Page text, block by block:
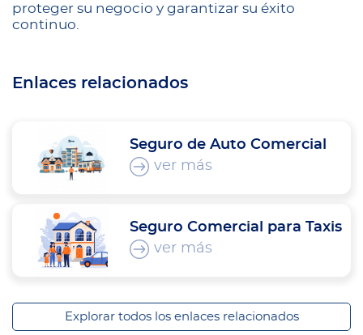
proteger su negocio y garantizar su éxito
continuo.
Enlaces relacionados
Seguro de Auto Comercial
ver más
Seguro Comercial para Taxis
ver más
Explorar todos los enlaces relacionados